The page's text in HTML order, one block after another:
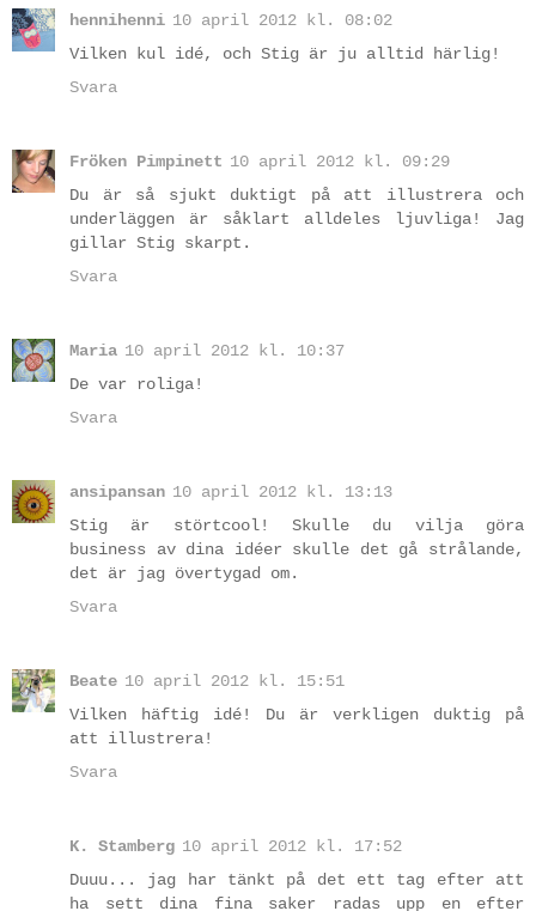
hennihenni 10 april 2012 kl. 08:02
Vilken kul idé, och Stig är ju alltid härlig!
Svara
Fröken Pimpinett 10 april 2012 kl. 09:29
Du är så sjukt duktigt på att illustrera och
underläggen är såklart alldeles ljuvliga! Jag
gillar Stig skarpt.
Svara
Maria 10 april 2012 kl. 10:37
De var roliga!
Svara
ansipansan 10 april 2012 kl. 13:13
Stig är störtcool! Skulle du vilja göra
business av dina idéer skulle det gå strålande,
det är jag övertygad om.
Svara
Beate 10 april 2012 kl. 15:51
Vilken häftig idé! Du är verkligen duktig på
att illustrera!
Svara
K. Stamberg 10 april 2012 kl. 17:52
Duuu... jag har tänkt på det ett tag efter att
ha sett dina fina saker radas upp en efter